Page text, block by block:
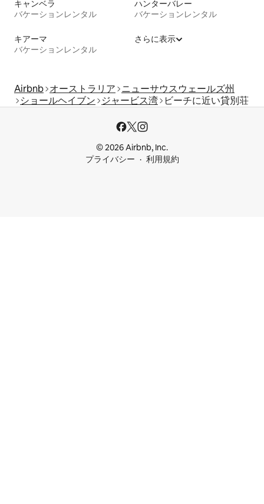
キャンベラ
バケーションレンタル
ハンターバレー
バケーションレンタル
キアーマ
バケーションレンタル
さらに表示
Airbnb オーストラリア ニューサウスウェールズ州
ショールヘイブン
ジャービス湾 ビーチに近い貸別荘
© 2026 Airbnb, Inc.
プライバシー
利用規約